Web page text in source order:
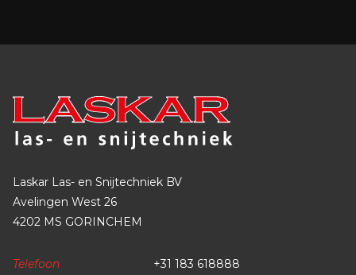
Laskar Las- en Snijtechniek BV
Avelingen West 26
4202 MS GORINCHEM
Telefoon
+31 183 618888